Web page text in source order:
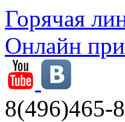
Горячая
Онлайн
8(496)465-